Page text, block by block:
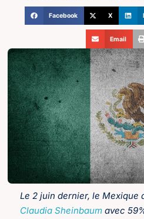
Facebook X
Email
Le 2 juin dernier, le Mexique
Claudia Sheinbaum avec